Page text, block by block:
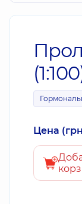
Цена